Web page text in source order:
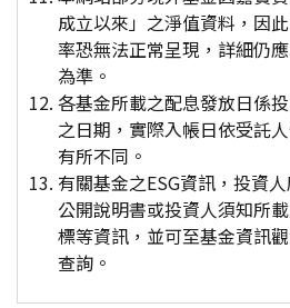
成立以來」之淨值資料，因
率恐無法正常呈現，詳細仍
為準。
各基金所載之配息發放日係
之日期，實際入帳日依受託
有所不同。
有關基金之ESG資訊，投資
公開說明書或投資人須知所
標等資訊，並可至基金資訊
查詢。